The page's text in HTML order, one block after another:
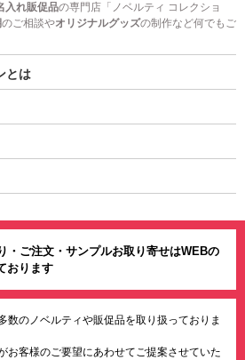
入れ販促品の専門店「ノベルティ コレクショ
のご相談やオリジナルグッズの制作など何でもご
とは
・ご注文・サンプルお取り寄せはWEBの
おります
数のノベルティや販促品を取り扱っておりま
お客様のご要望にあわせてご提案させていた